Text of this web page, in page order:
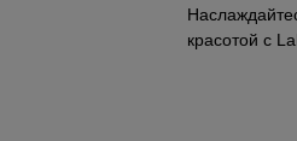
красотой с